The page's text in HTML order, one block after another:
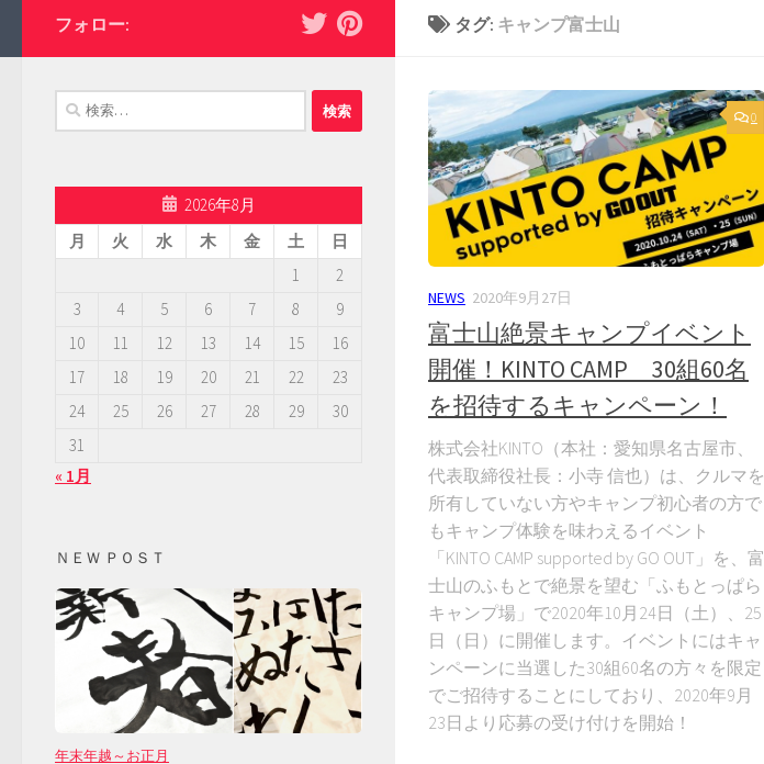
タグ: キャンプ富士山
0
NEWS 2020年9月27日
富士山絶景キャンプイベント
開催！KINTO CAMP 30組60名
を招待するキャンペーン！
株式会社KINTO（本社：愛知県名古屋市、
代表取締役社長：小寺 信也）は、クルマを
所有していない方やキャンプ初心者の方で
もキャンプ体験を味わえるイベント
「KINTO CAMP supported by GO OUT」を、富
士山のふもとで絶景を望む「ふもとっぱら
キャンプ場」で2020年10月24日（土）、25
日（日）に開催します。イベントにはキャ
ンペーンに当選した30組60名の方々を限定
でご招待することにしており、2020年9月
23日より応募の受け付けを開始！
フォロー:
検
索:
2026年8月
月
火 水 木 金 土
日
1
2
3
4 5 6 7 8
9
10
11 12 13 14 15
16
17
18 19 20 21 22
23
24
25 26 27 28 29
30
31
« 1月
ＮＥＷ ＰＯＳＴ
年末年越～お正月